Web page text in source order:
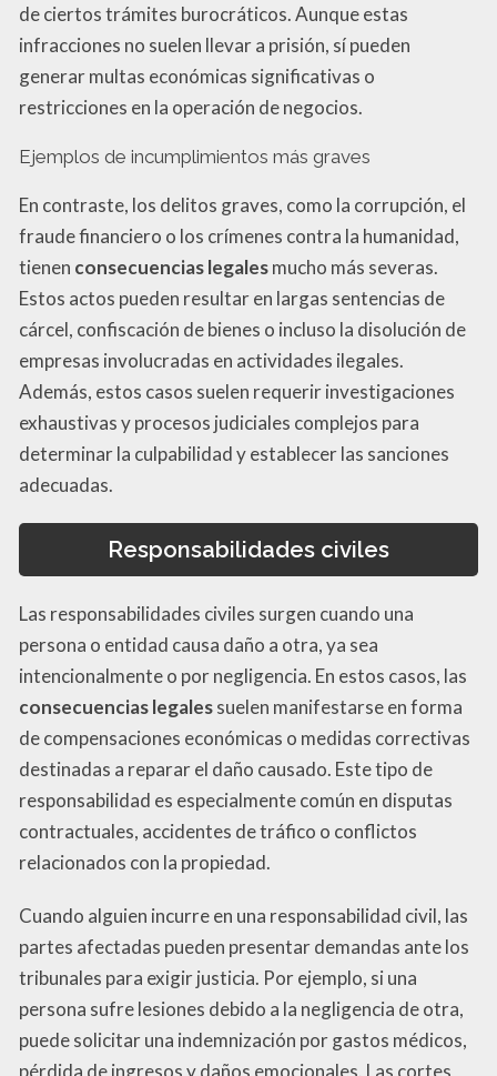
de ciertos trámites burocráticos. Aunque estas
infracciones no suelen llevar a prisión, sí pueden
generar multas económicas significativas o
restricciones en la operación de negocios.
Ejemplos de incumplimientos más graves
En contraste, los delitos graves, como la corrupción, el
fraude financiero o los crímenes contra la humanidad,
tienen consecuencias legalesmucho más severas.
Estos actos pueden resultar en largas sentencias de
cárcel, confiscación de bienes o incluso la disolución de
empresas involucradas en actividades ilegales.
Además, estos casos suelen requerir investigaciones
exhaustivas y procesos judiciales complejos para
determinar la culpabilidad y establecer las sanciones
adecuadas.
Responsabilidades civiles
Las responsabilidades civiles surgen cuando una
persona o entidad causa daño a otra, ya sea
intencionalmente o por negligencia. En estos casos, las
consecuencias legalessuelen manifestarse en forma
de compensaciones económicas o medidas correctivas
destinadas a reparar el daño causado. Este tipo de
responsabilidad es especialmente común en disputas
contractuales, accidentes de tráfico o conflictos
relacionados con la propiedad.
Cuando alguien incurre en una responsabilidad civil, las
partes afectadas pueden presentar demandas ante los
tribunales para exigir justicia. Por ejemplo, si una
persona sufre lesiones debido a la negligencia de otra,
puede solicitar una indemnización por gastos médicos,
pérdida de ingresos y daños emocionales. Las cortes